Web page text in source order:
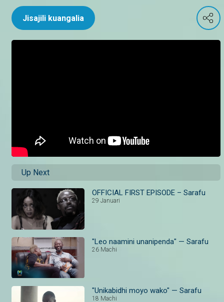
Jisajili kuangalia
Up Next
OFFICIAL FIRST EPISODE – Sarafu
29 Januari
"Leo naamini unanipenda" — Sarafu
26 Machi
"Unikabidhi moyo wako" — Sarafu
18 Machi